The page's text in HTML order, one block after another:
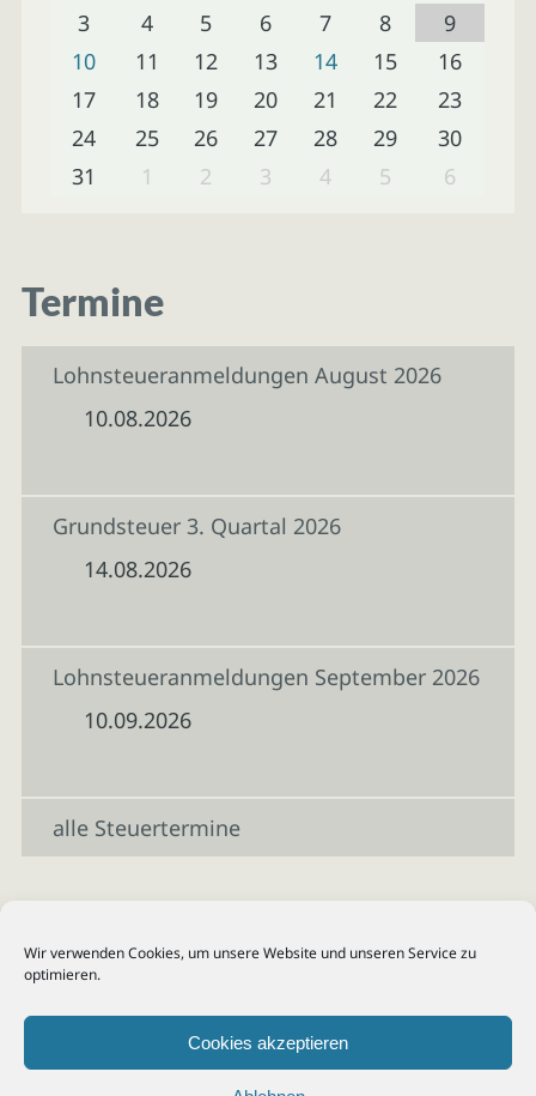
Wir verwenden Cookies, um unsere Website und unseren Service zu
optimieren.
Cookies akzeptieren
3
4 5 6 7 8
9
10
11 12 13 14 15
16
17
18 19 20 21 22
23
24
25 26 27 28 29
30
31
1 2 3 4 5 6
Termine
Lohnsteueranmeldungen August 2026
10.08.2026
Grundsteuer 3. Quartal 2026
14.08.2026
Lohnsteueranmeldungen September 2026
10.09.2026
alle Steuertermine